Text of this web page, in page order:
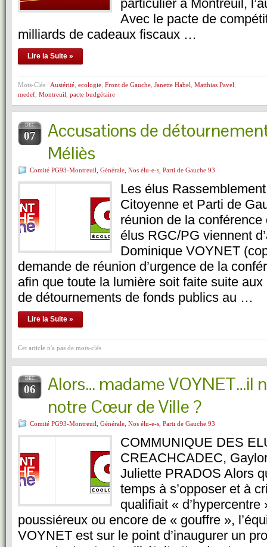
particulier à Montreuil,
Avec le pacte de
milliards de cadeaux fiscaux …
Lire la Suite »
Mots-Clés : Austérité ecologie Front de Gauche Janette Habel Matthias Pavel
medef Montreuil pacte budgétaire
DÉC
07
Accusations de
Méliès
Comité PG93-Montreuil Générale Nos élu-e-s Parti de Gauche 93
Les élus
Citoyenne et Parti de
réunion de la
élus RGC/PG viennent
Dominique VOYNET
demande de réunion d’urgence de la
afin que toute la lumière soit faite suite
de détournements de fonds publics au …
Lire la Suite »
Cet article n'a pas de mots-clés
DÉC
06
Alors… madame VOYNET…il
notre Cœur de Ville ?
Comité PG93-Montreuil Générale Nos élu-e-s Parti de Gauche 93
COMMUNIQUE DES
CREACHCADEC,
Juliette PRADOS Alors
temps à s’opposer et à
qualifiait « d’hypercentre
poussiéreux ou encore de « gouffre »,
VOYNET est sur le point d’inaugurer un